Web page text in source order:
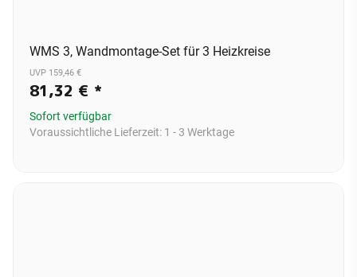
WMS 3, Wandmontage-Set für 3 Heizkreise
UVP 159,46 €
81,32 € *
Sofort verfügbar
Voraussichtliche Lieferzeit: 1 - 3 Werktage